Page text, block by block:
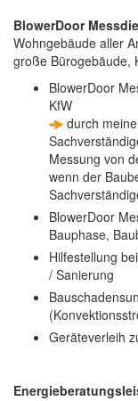
BlowerDoor
Wohngebäude aller
große Bürogebäude,
BlowerDoor
KfW
durch
Messung von
wenn der
BlowerDoor
Bauphase,
Hilfestellung
/ Sanierung
Geräteverleih